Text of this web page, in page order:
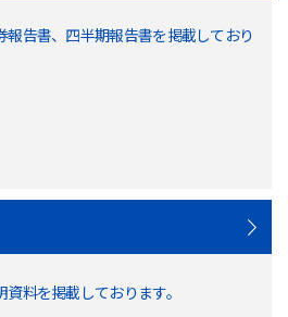
報告書、四半期報告書を掲載しており
資料を掲載しております。